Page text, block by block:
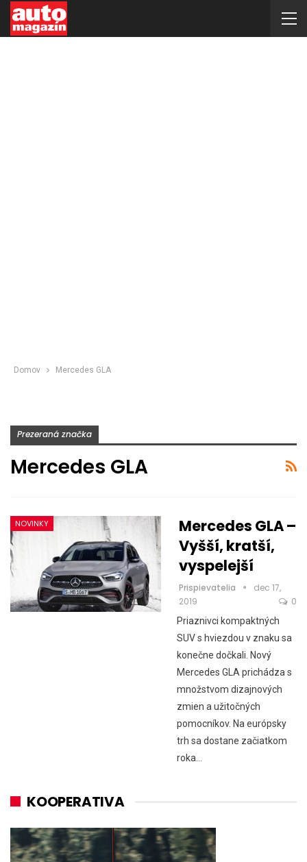
Domov Mercedes GLA
Prezeraná značka
Mercedes GLA
NOVINKY
Mercedes GLA –
Vyšší, kratší,
vyspelejší
Prispievatelia
dec 17,
2019
0
Priaznivci kompaktných
SUV s hviezdou v znaku sa
konečne dočkali. Nový
Mercedes GLA prichádza s
množstvom dizajnových
zmien a užitočných
pomocníkov. Na európsky
trh sa dostane začiatkom
roka…
KOOPERATIVA